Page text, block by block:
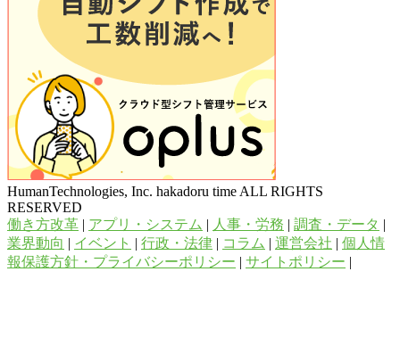
HumanTechnologies, Inc. hakadoru time ALL RIGHTS
RESERVED
働き方改革 | アプリ・システム | 人事・労務 | 調査・データ |
業界動向 | イベント | 行政・法律 | コラム | 運営会社 | 個人情
報保護方針・プライバシーポリシー | サイトポリシー |